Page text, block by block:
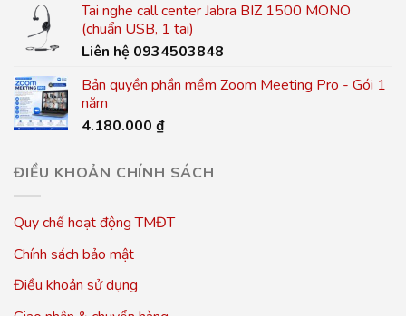
Tai nghe call center Jabra BIZ 1500 MONO
(chuẩn USB, 1 tai)
Liên hệ 0934503848
Bản quyền phần mềm Zoom Meeting Pro - Gói 1
năm
4.180.000 ₫
ĐIỀU KHOẢN CHÍNH SÁCH
Quy chế hoạt động TMĐT
Chính sách bảo mật
Điều khoản sử dụng